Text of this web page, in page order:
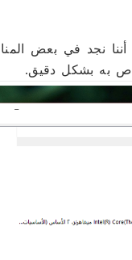
نجد في بعض
به بشكل دقيق.